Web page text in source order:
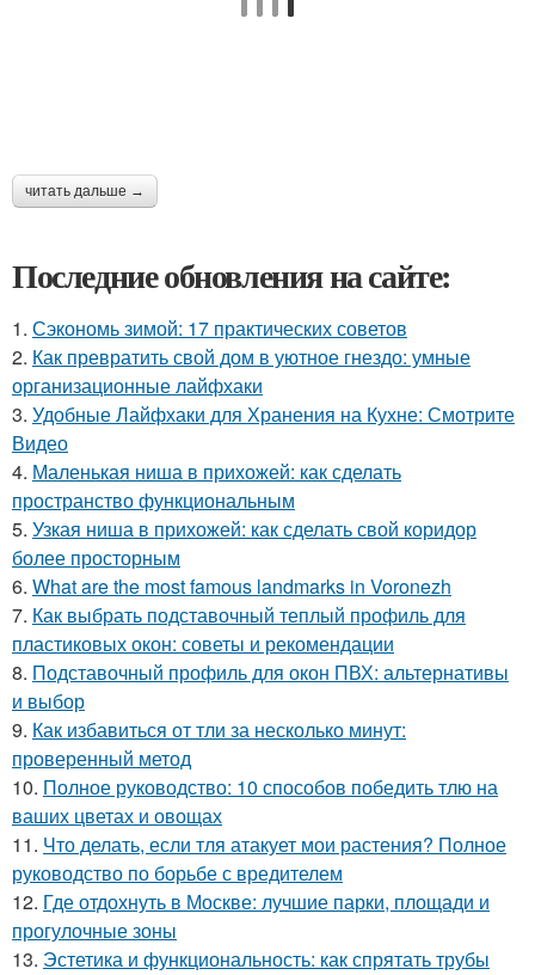
читать дальше →
Последние обновления на сайте:
1. Сэкономь зимой: 17 практических советов
2. Как превратить свой дом в уютное гнездо: умные
организационные лайфхаки
3. Удобные Лайфхаки для Хранения на Кухне: Смотрите
Видео
4. Маленькая ниша в прихожей: как сделать
пространство функциональным
5. Узкая ниша в прихожей: как сделать свой коридор
более просторным
6. What are the most famous landmarks in Voronezh
7. Как выбрать подставочный теплый профиль для
пластиковых окон: советы и рекомендации
8. Подставочный профиль для окон ПВХ: альтернативы
и выбор
9. Как избавиться от тли за несколько минут:
проверенный метод
10. Полное руководство: 10 способов победить тлю на
ваших цветах и овощах
11. Что делать, если тля атакует мои растения? Полное
руководство по борьбе с вредителем
12. Где отдохнуть в Москве: лучшие парки, площади и
прогулочные зоны
13. Эстетика и функциональность: как спрятать трубы